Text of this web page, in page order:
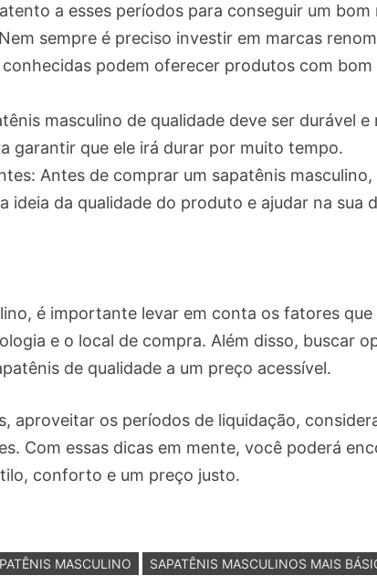
a esses períodos para conseguir um bom
sempre é preciso investir em marcas
podem oferecer produtos com
masculino de qualidade deve ser durável
garantir que ele irá durar por muito tempo.
Antes de comprar um sapatênis
ideia da qualidade do produto e ajudar na sua
é importante levar em conta os fatores
e o local de compra. Além disso, buscar
de qualidade a um preço acessível.
aproveitar os períodos de liquidação,
Com essas dicas em mente, você poderá
conforto e um preço justo.
MASCULINO SAPATÊNIS MASCULINOS MAIS